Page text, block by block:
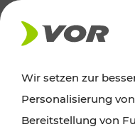
AKTUELLES
News
Wir setzen zur
Personalisierung
Bereitstellung von